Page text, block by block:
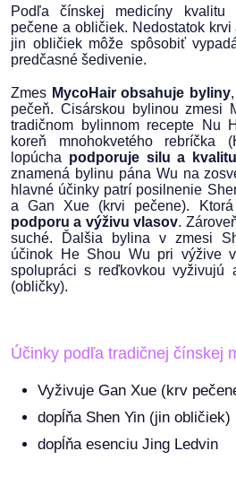
Podľa čínskej medicíny kvalitu
pečene a obličiek. Nedostatok
jin obličiek môže spôsobiť
predčasné šedivenie.
Zmes MycoHair obsahuje byliny
pečeň. Cisárskou bylinou zmesi
tradičnom bylinnom recepte Nu
koreň mnohokvetého rebríčka
lopúcha podporuje silu a
znamená bylinu pána Wu na
hlavné účinky patrí posilnenie
a Gan Xue (krvi pečene).
podporu a výživu vlasov.
suché. Ďalšia bylina v zmesi
účinok He Shou Wu pri výžive
spolupráci s reďkovkou vyživujú
(obličky).
Účinky podľa tradičnej čínskej
Vyživuje Gan Xue (krv
dopĺňa Shen Yin (jin obličiek)
dopĺňa esenciu Jing Ledvin